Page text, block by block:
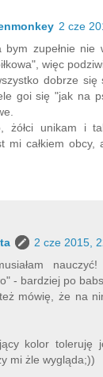
2 cze
zupełnie nie
więc
dobrze się
goi się "jak na
żółci unikam i
mi całkiem obcy,
2 cze 2015,
- bardziej po
mówię, że na
kolor toleruję
mi żle wygląda;))